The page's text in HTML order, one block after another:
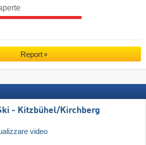
Report
- Kitzbühel/​Kirchberg
video